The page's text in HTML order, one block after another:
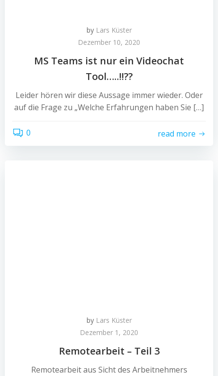
by Lars Küster
Dezember 10, 2020
MS Teams ist nur ein Videochat
Tool…..!!??
Leider hören wir diese Aussage immer wieder. Oder
auf die Frage zu „Welche Erfahrungen haben Sie […]
0 read more
by Lars Küster
Dezember 1, 2020
Remotearbeit – Teil 3
Remotearbeit aus Sicht des Arbeitnehmers